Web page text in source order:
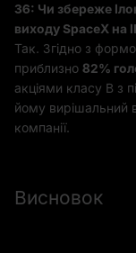
З6: Чи збереже
виходу SpaceX на
Так. Згідно з
приблизно 82%
акціями класу B з
йому вирішальний
компанії.
Висновок